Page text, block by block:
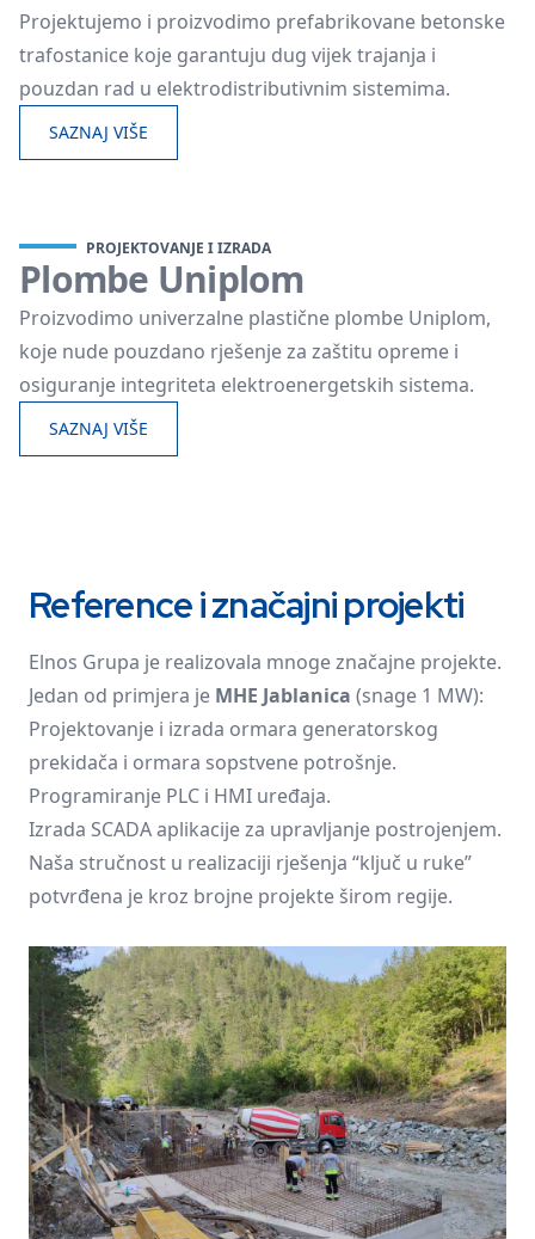
Projektujemo i proizvodimo prefabrikovane betonske
trafostanice koje garantuju dug vijek trajanja i
pouzdan rad u elektrodistributivnim sistemima.
SAZNAJ VIŠE
PROJEKTOVANJE I IZRADA
Plombe Uniplom
Proizvodimo univerzalne plastične plombe Uniplom,
koje nude pouzdano rješenje za zaštitu opreme i
osiguranje integriteta elektroenergetskih sistema.
SAZNAJ VIŠE
Reference i značajni projekti
Elnos Grupa je realizovala mnoge značajne projekte.
Jedan od primjera je MHE Jablanica (snage 1 MW):
Projektovanje i izrada ormara generatorskog
prekidača i ormara sopstvene potrošnje.
Programiranje PLC i HMI uređaja.
Izrada SCADA aplikacije za upravljanje postrojenjem.
Naša stručnost u realizaciji rješenja “ključ u ruke”
potvrđena je kroz brojne projekte širom regije.